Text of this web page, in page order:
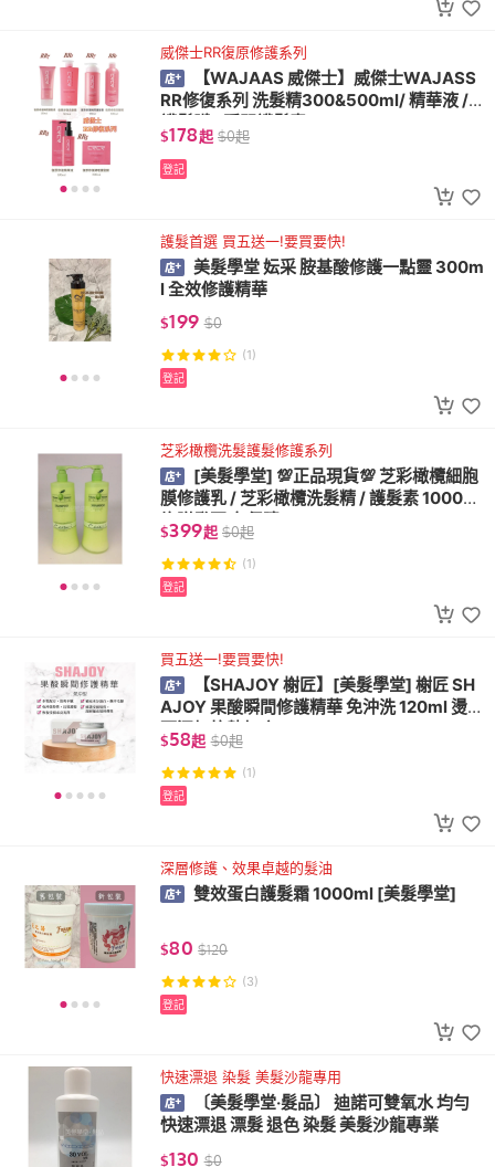
威傑士RR復原修護系列
【WAJAAS 威傑士】威傑士WAJASS
RR修復系列 洗髮精300&500ml/ 精華液 /
$178起 $0起
登記
護髮首選 買五送一!要買要快!
美髮學堂 妘采 胺基酸修護一點靈 300m
l 全效修護精華
$199 $0
(1)
登記
芝彩橄欖洗髮護髮修護系列
[美髮學堂] 💯正品現貨💯 芝彩橄欖細胞
膜修護乳 / 芝彩橄欖洗髮精 / 護髮素 1000ml
均附發票 有保障
$399起 $0起
(1)
登記
買五送一!要買要快!
【SHAJOY 榭匠】[美髮學堂] 榭匠 SH
AJOY 果酸瞬間修護精華 免沖洗 120ml 燙染
可添加抗熱打底
$58起 $0起
(1)
登記
深層修護、效果卓越的髮油
雙效蛋白護髮霜 1000ml [美髮學堂]
$80 $120
(3)
登記
快速漂退 染髮 美髮沙龍專用
〔美髮學堂‧髮品〕 迪諾可雙氧水 均勻
快速漂退 漂髮 退色 染髮 美髮沙龍專業
$130 $0